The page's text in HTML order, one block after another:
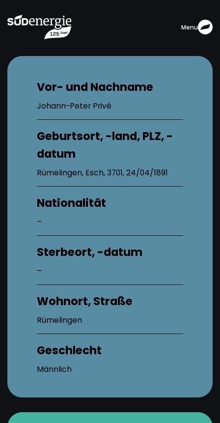
Menu
Vor- und Nachname
Johann-Peter Privé
Geburtsort, -land, PLZ, -
datum
Rümelingen, Esch, 3701, 24/04/1891
Nationalität
–
Sterbeort, -datum
–
Wohnort, Straße
Rümelingen
Geschlecht
Männlich